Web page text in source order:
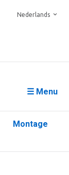
Nederlands
☰ Menu
Montage